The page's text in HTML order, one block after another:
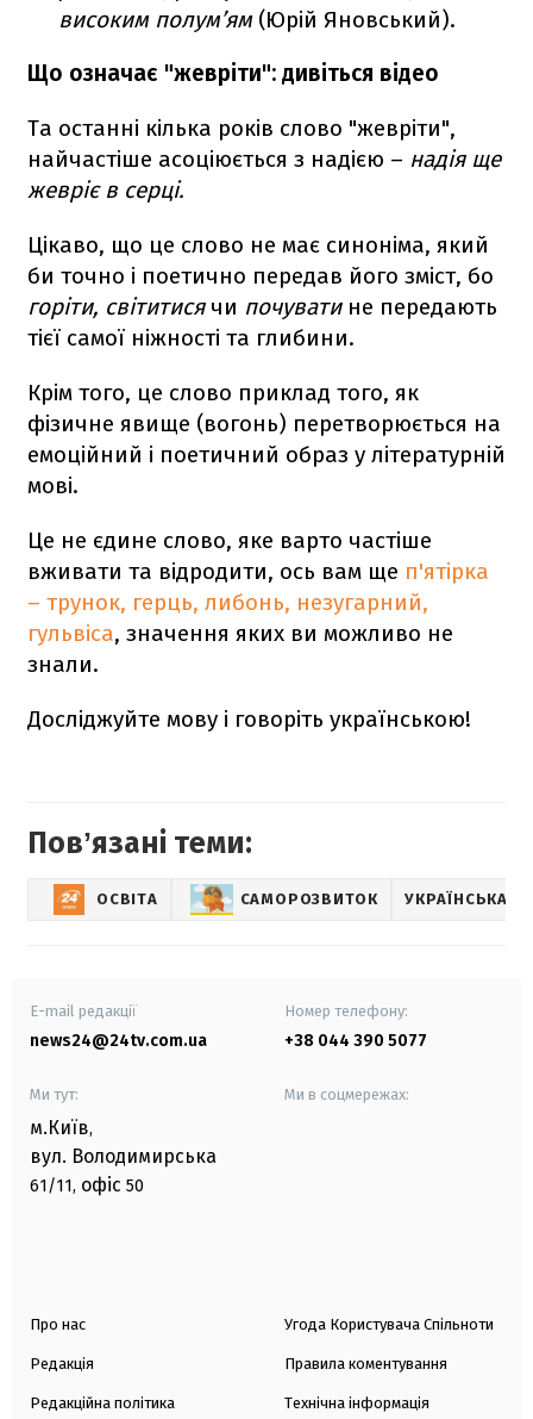
високим полум’ям(Юрій Яновський).
Що означає "жевріти": дивіться відео
Та останні кілька років слово "жевріти",
найчастіше асоціюється з надією – надія ще
жевріє в серці.
Цікаво, що це слово не має синоніма, який
би точно і поетично передав його зміст, бо
горіти, світитисячи почуватине передають
тієї самої ніжності та глибини.
Крім того, це слово приклад того, як
фізичне явище (вогонь) перетворюється на
емоційний і поетичний образ у літературній
мові.
Це не єдине слово, яке варто частіше
вживати та відродити, ось вам ще п'ятірка
– трунок, герць, либонь, незугарний,
гульвіса, значення яких ви можливо не
знали.
Досліджуйте мову і говоріть українською!
Повʼязані теми:
ОСВІТА САМОРОЗВИТОК УКРАЇНСЬКА
E-mail редакції
news24@24tv.com.ua
Номер телефону:
+38 044 390 5077
Ми тут:
м.Київ,
вул. Володимирська
61/11, офіс 50
Ми в соцмережах:
Про нас
Редакція
Редакційна політика
Угода Користувача Спільноти
Правила коментування
Технічна інформація